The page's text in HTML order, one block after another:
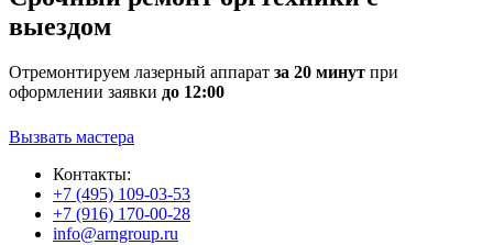
выездом
Отремонтируем лазерный аппарат за 20 минут при
оформлении заявки до 12:00
Вызвать мастера
Контакты:
+7 (495) 109-03-53
+7 (916) 170-00-28
info@arngroup.ru